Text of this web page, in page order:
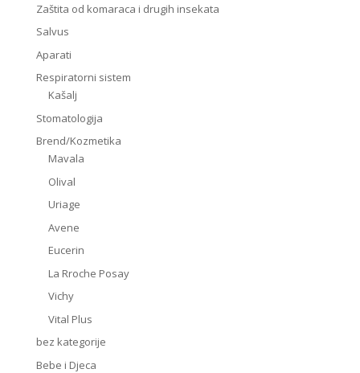
Zaštita od komaraca i drugih insekata
Salvus
Aparati
Respiratorni sistem
Kašalj
Stomatologija
Brend/Kozmetika
Mavala
Olival
Uriage
Avene
Eucerin
La Rroche Posay
Vichy
Vital Plus
bez kategorije
Bebe i Djeca